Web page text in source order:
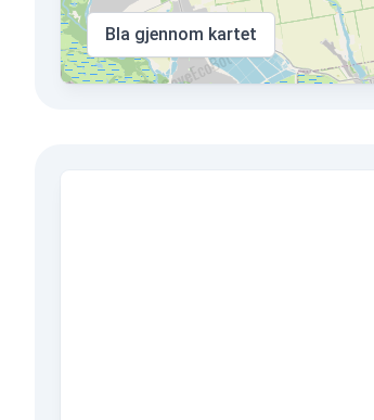
Bla gjennom kartet